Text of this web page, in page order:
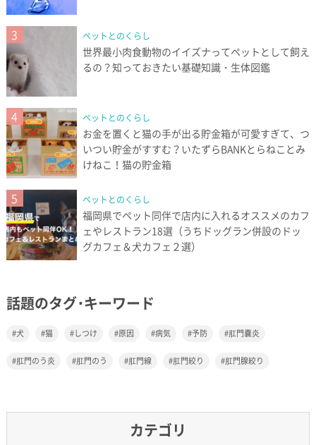
3 ペットとのくらし
世界最小肉食動物のイイズナってペットとして飼え
るの？知っておきたい基礎知識・生体図鑑
4 ペットとのくらし
お金を置くと猫の手が出る貯金箱が可愛すぎて、つ
いつい貯金がすすむ？いたずらBANKとらねことみ
けねこ！猫の貯金箱
5 ペットとのくらし
福岡県でペット同伴で店内に入れるオススメのカフ
ェやレストラン18選（うちドッグラン併設のドッ
グカフェ＆犬カフェ２選）
話題のタグ･キーワード
犬 猫 しつけ 原因 病気 予防 肛門嚢炎
肛門のう炎 肛門のう 肛門線 肛門絞り 肛門腺絞り
カテゴリ